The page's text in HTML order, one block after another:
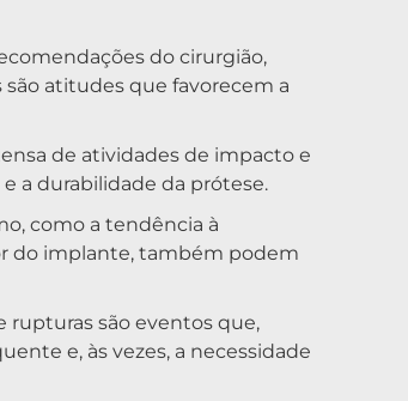
do cirurgião,
atitudes que favorecem a
de atividades de impacto e
a durabilidade da prótese.
como a tendência à
do implante, também podem
rupturas são eventos que,
e, às vezes, a necessidade